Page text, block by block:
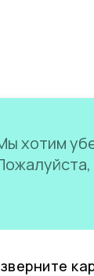
хотим